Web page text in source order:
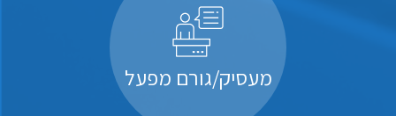
מעסיק/גורם מפעל